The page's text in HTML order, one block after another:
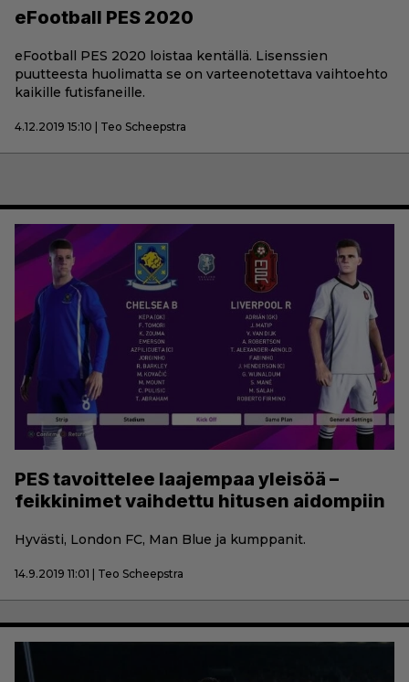
eFootball PES 2020
eFootball PES 2020 loistaa kentällä. Lisenssien
puutteesta huolimatta se on varteenotettava vaihtoehto
kaikille futisfaneille.
4.12.2019 15:10 | Teo Scheepstra
PES tavoittelee laajempaa yleisöä –
feikkinimet vaihdettu hitusen aidompiin
Hyvästi, London FC, Man Blue ja kumppanit.
14.9.2019 11:01 | Teo Scheepstra